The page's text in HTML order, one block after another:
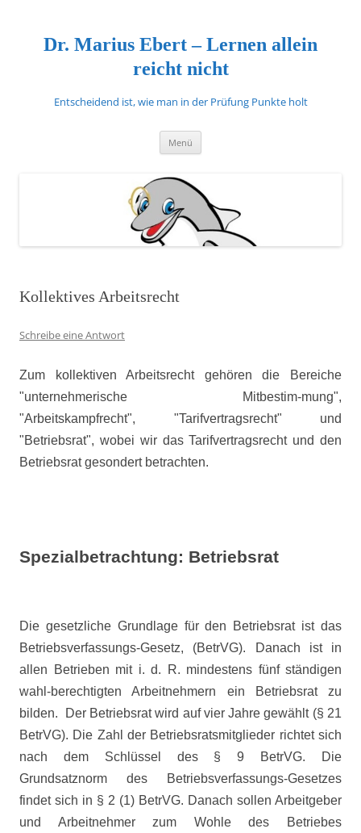
Dr. Marius Ebert – Lernen allein
reicht nicht
Entscheidend ist, wie man in der Prüfung Punkte holt
Menü
Kollektives Arbeitsrecht
Schreibe eine Antwort
Zum kollektiven Arbeitsrecht gehören die Bereiche
"unternehmerische Mitbestim-mung",
"Arbeitskampfrecht", "Tarifvertragsrecht" und
"Betriebsrat", wobei wir das Tarifvertragsrecht und den
Betriebsrat gesondert betrachten.
Spezialbetrachtung: Betriebsrat
Die gesetzliche Grundlage für den Betriebsrat ist das
Betriebsverfassungs-Gesetz, (BetrVG). Danach ist in
allen Betrieben mit i. d. R. mindestens fünf ständigen
wahl-berechtigten Arbeitnehmern ein Betriebsrat zu
bilden.
Der Betriebsrat wird auf vier Jahre gewählt (§ 21
BetrVG). Die Zahl der Betriebsratsmitglieder richtet sich
nach dem Schlüssel des § 9 BetrVG. Die
Grundsatznorm des Betriebsverfassungs-Gesetzes
findet sich in § 2 (1) BetrVG. Danach sollen Arbeitgeber
und Arbeitnehmer zum Wohle des Betriebes